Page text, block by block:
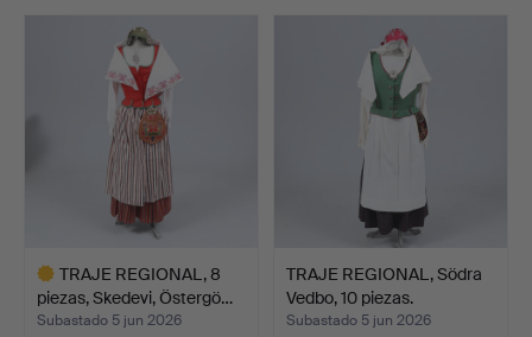
TRAJE REGIONAL, 8
piezas, Skedevi, Östergö…
Subastado 5 jun 2026
TRAJE REGIONAL, Södra
Vedbo, 10 piezas.
Subastado 5 jun 2026